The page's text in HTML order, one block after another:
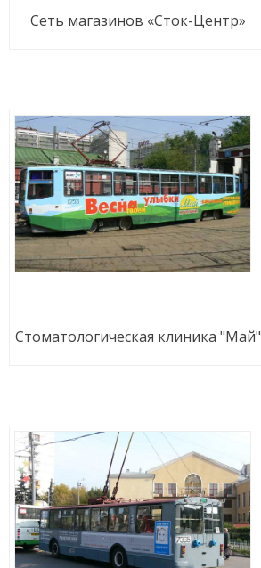
Сеть магазинов «Сток-Центр»
Стоматологическая клиника "Май"